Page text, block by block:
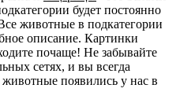
будет постоянно
животные в подкатегории
описание. Картинки
почаще! Не забывайте
сетях, и вы всегда
появились у нас в